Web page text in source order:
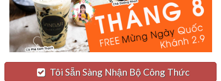
Tôi Sẵn Sàng Nhận Bộ Công Thức